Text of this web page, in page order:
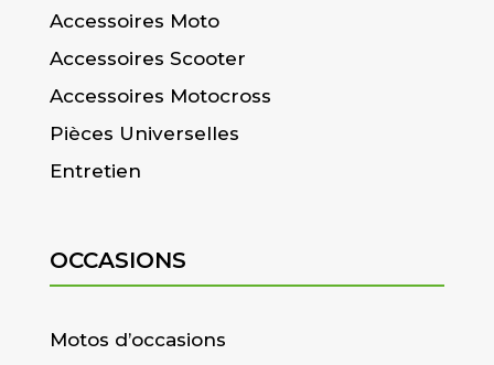
Accessoires Moto
Accessoires Scooter
Accessoires Motocross
Pièces Universelles
Entretien
OCCASIONS
Motos d’occasions